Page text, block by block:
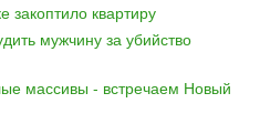
закоптило квартиру
мужчину за убийство
массивы - встречаем Новый